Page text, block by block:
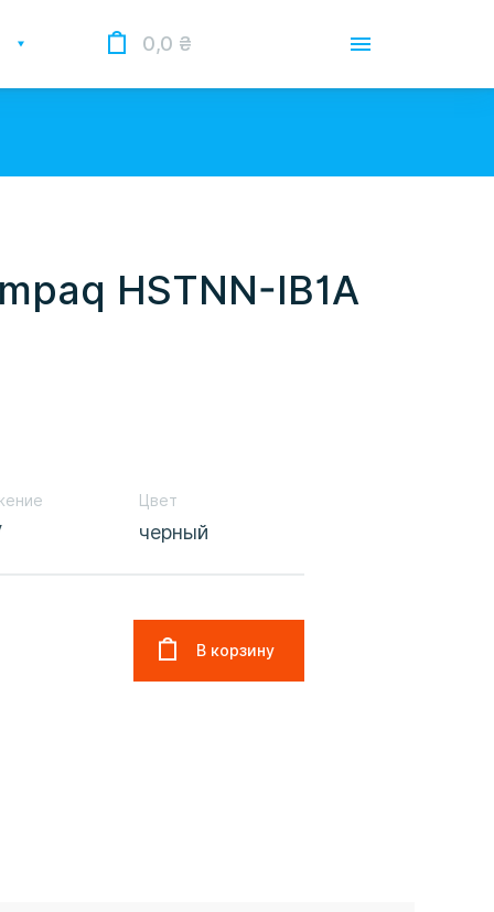
0,0 ₴
Доставка
Оплата
HSTNN-IB1A
Цвет
черный